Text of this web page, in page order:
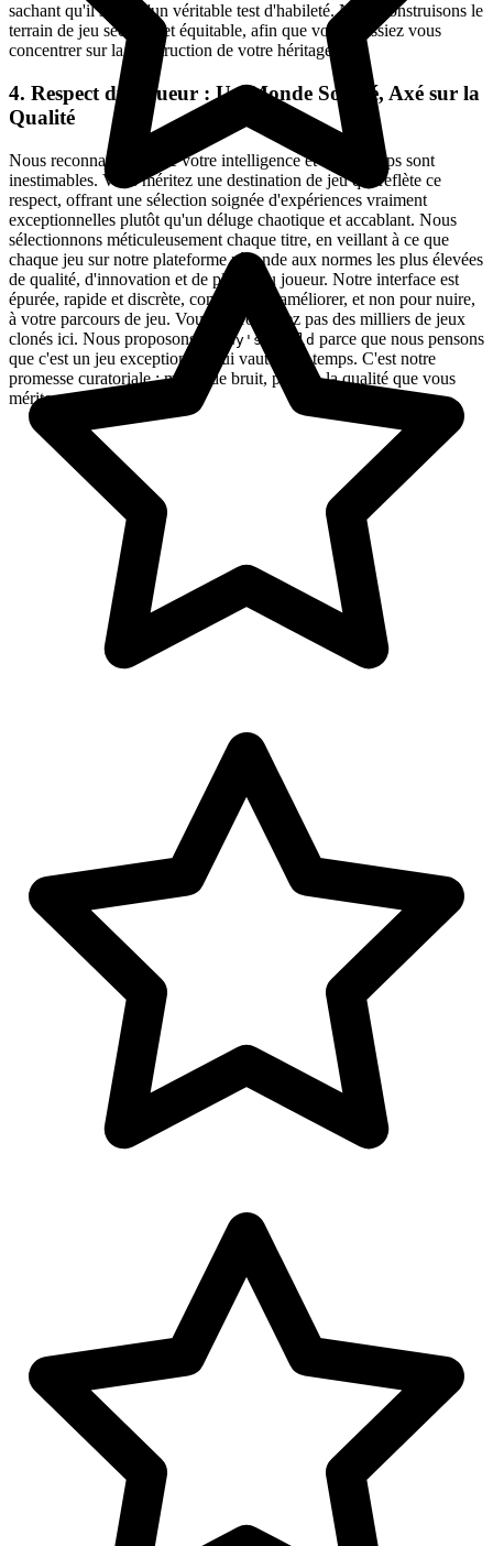
sachant qu'il s'agit d'un véritable test d'habileté. Nous construisons le
terrain de jeu sécurisé et équitable, afin que vous puissiez vous
concentrer sur la construction de votre héritage.
4. Respect du Joueur : Un Monde Soigné, Axé sur la
Qualité
Nous reconnaissons que votre intelligence et votre temps sont
inestimables. Vous méritez une destination de jeu qui reflète ce
respect, offrant une sélection soignée d'expériences vraiment
exceptionnelles plutôt qu'un déluge chaotique et accablant. Nous
sélectionnons méticuleusement chaque titre, en veillant à ce que
chaque jeu sur notre plateforme réponde aux normes les plus élevées
de qualité, d'innovation et de plaisir du joueur. Notre interface est
épurée, rapide et discrète, conçue pour améliorer, et non pour nuire,
à votre parcours de jeu. Vous ne trouverez pas des milliers de jeux
clonés ici. Nous proposons
Dandy's World parce que nous pensons
que c'est un jeu exceptionnel qui vaut votre temps. C'est notre
promesse curatoriale : moins de bruit, plus de la qualité que vous
méritez.